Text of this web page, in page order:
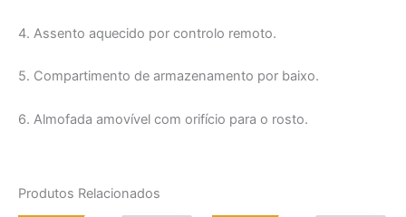
4. Assento aquecido por controlo remoto.
5. Compartimento de armazenamento por baixo.
6. Almofada amovível com orifício para o rosto.
Produtos Relacionados